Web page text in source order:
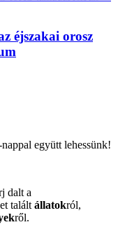
éjszakai orosz
együtt lehessünk!
dalt a
talált állatokról,
ről.